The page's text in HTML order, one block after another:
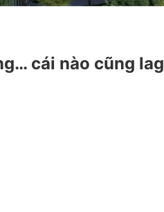
cái nào cũng lag